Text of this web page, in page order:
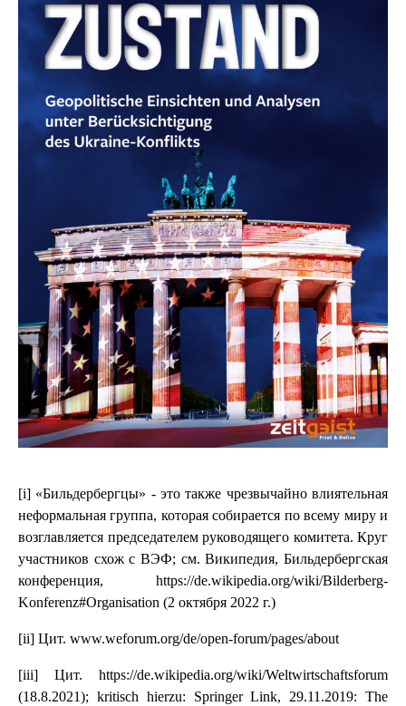
[i] «Бильдербергцы» - это также чрезвычайно влиятельная
неформальная группа, которая собирается по всему миру и
возглавляется председателем руководящего комитета. Круг
участников схож с ВЭФ; см. Википедия, Бильдербергская
конференция, https://de.wikipedia.org/wiki/Bilderberg-
Konferenz#Organisation (2 октября 2022 г.)
[ii] Цит. www.weforum.org/de/open-forum/pages/about
[iii] Цит. https://de.wikipedia.org/wiki/Weltwirtschaftsforum
(18.8.2021); kritisch hierzu: Springer Link, 29.11.2019: The